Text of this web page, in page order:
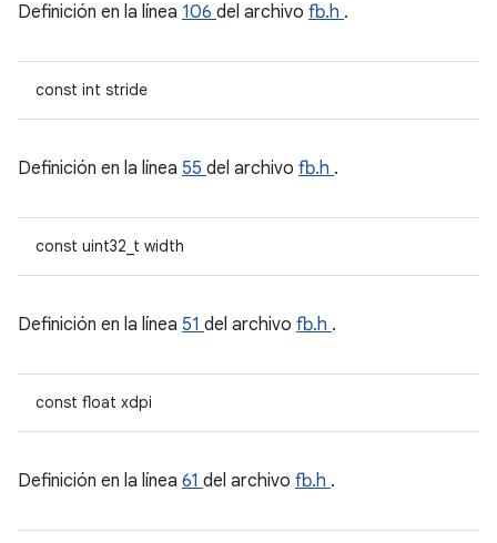
Definición en la línea 106 del archivo fb.h .
const int stride
Definición en la línea 55 del archivo fb.h .
const uint32_t width
Definición en la línea 51 del archivo fb.h .
const float xdpi
Definición en la línea 61 del archivo fb.h .